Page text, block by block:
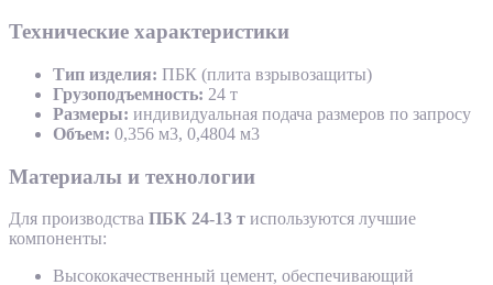
Технические характеристики
Тип изделия: ПБК (плита взрывозащиты)
Грузоподъемность: 24 т
Размеры: индивидуальная подача размеров по запросу
Объем: 0,356 м3, 0,4804 м3
Материалы и технологии
Для производства ПБК 24-13 т используются лучшие
компоненты:
Высококачественный цемент, обеспечивающий